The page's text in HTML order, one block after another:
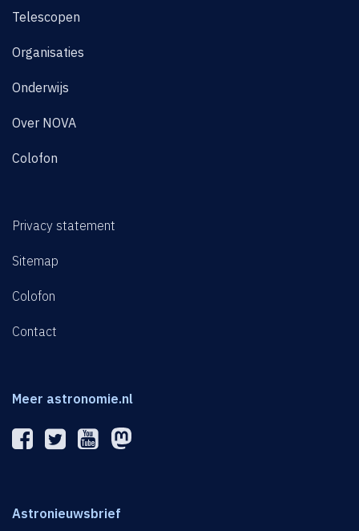
Telescopen
Organisaties
Onderwijs
Over NOVA
Colofon
Privacy statement
Sitemap
Colofon
Contact
Meer astronomie.nl
Astronieuwsbrief